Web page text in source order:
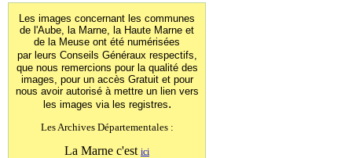
Les images concernant les communes
de l'Aube, la Marne, la Haute Marne et
de la Meuse ont été numérisées
par leurs Conseils Généraux respectifs,
que nous remercions pour la qualité des
images, pour un accès Gratuit et pour
nous avoir autorisé à mettre un lien vers
les images via les registres.
Les Archives Départementales :
La Marne c'est ici